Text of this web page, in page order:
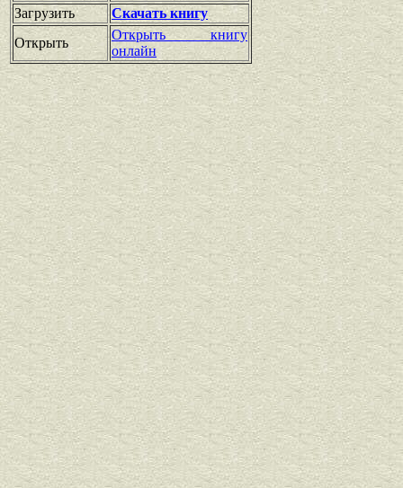
Загрузить
Скачать книгу
Открыть
Открыть книгу
онлайн